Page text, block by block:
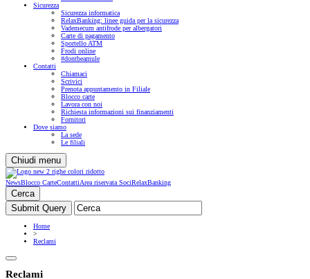
Sicurezza
Sicurezza informatica
RelaxBanking: linee guida per la sicurezza
Vademecum antifrode per albergatori
Carte di pagamento
Sportello ATM
Frodi online
#dontbeamule
Contatti
Chiamaci
Scrivici
Prenota appuntamento in Filiale
Blocco carte
Lavora con noi
Richiesta informazioni sui finanziamenti
Fornitori
Dove siamo
La sede
Le filiali
Chiudi menu
NewsBlocco CarteContattiArea riservata SociRelaxBanking
Cerca
Home
>
Reclami
Reclami